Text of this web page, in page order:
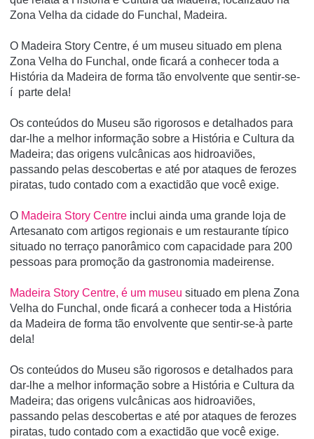
Zona Velha da cidade do Funchal, Madeira.
O Madeira Story Centre, é um museu situado em plena
Zona Velha do Funchal, onde ficará a conhecer toda a
História da Madeira de forma tão envolvente que sentir-se-
í parte dela!
Os conteúdos do Museu são rigorosos e detalhados para
dar-lhe a melhor informação sobre a História e Cultura da
Madeira; das origens vulcânicas aos hidroaviões,
passando pelas descobertas e até por ataques de ferozes
piratas, tudo contado com a exactidão que você exige.
O Madeira Story Centre inclui ainda uma grande loja de
Artesanato com artigos regionais e um restaurante tí­pico
situado no terraço panorâmico com capacidade para 200
pessoas para promoção da gastronomia madeirense.
Madeira Story Centre, é um museu situado em plena Zona
Velha do Funchal, onde ficará a conhecer toda a História
da Madeira de forma tão envolvente que sentir-se-à parte
dela!
Os conteúdos do Museu são rigorosos e detalhados para
dar-lhe a melhor informação sobre a História e Cultura da
Madeira; das origens vulcânicas aos hidroaviões,
passando pelas descobertas e até por ataques de ferozes
piratas, tudo contado com a exactidão que você exige.